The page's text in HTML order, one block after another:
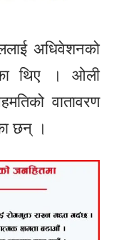
अधिवेशनको
थिए । ओली
वातावरण
छन् ।